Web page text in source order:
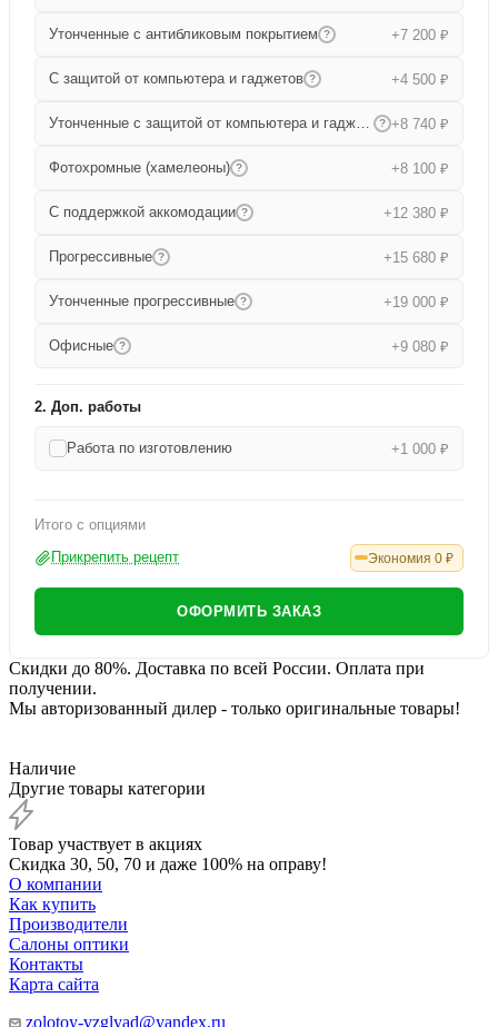
Утонченные с антибликовым покрытием ? +7 200 ₽
С защитой от компьютера и гаджетов ? +4 500 ₽
Утонченные с защитой от компьютера и гаджетов ? +8 740 ₽
Фотохромные (хамелеоны) ? +8 100 ₽
С поддержкой аккомодации ? +12 380 ₽
Прогрессивные ? +15 680 ₽
Утонченные прогрессивные ? +19 000 ₽
Офисные ? +9 080 ₽
2. Доп. работы
Работа по изготовлению +1 000 ₽
Итого с опциями
Прикрепить рецепт Экономия 0 ₽
ОФОРМИТЬ ЗАКАЗ
Скидки до 80%. Доставка по всей России. Оплата при
получении.
Мы авторизованный дилер - только оригинальные товары!
Наличие
Другие товары категории
Товар участвует в акциях
Скидка 30, 50, 70 и даже 100% на оправу!
О компании
Как купить
Производители
Салоны оптики
Контакты
Карта сайта
zolotoy-vzglyad@yandex.ru